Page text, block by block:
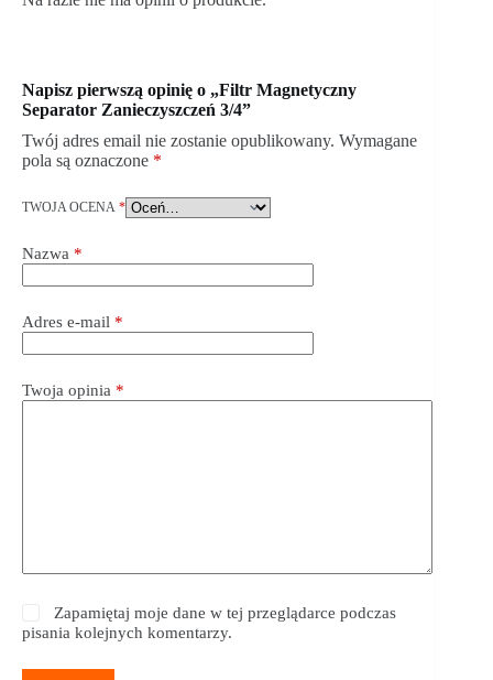
Napisz pierwszą opinię o „Filtr Magnetyczny
Separator Zanieczyszczeń 3/4”
Twój adres email nie zostanie opublikowany. Wymagane
pola są oznaczone *
TWOJA OCENA *
Nazwa *
Adres e-mail *
Twoja opinia *
Zapamiętaj moje dane w tej przeglądarce podczas
pisania kolejnych komentarzy.